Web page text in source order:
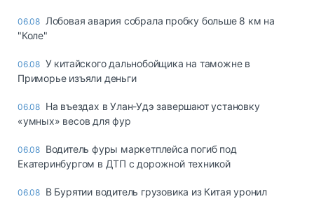
06.08 Лобовая авария собрала пробку больше 8 км на
"Коле"
06.08 У китайского дальнобойщика на таможне в
Приморье изъяли деньги
06.08 Ha въeздax в Улaн-Удэ зaвepшaют ycтaнoвкy
«yмныx» вecoв для фyp
06.08 Водитель фуры маркетплейса погиб под
Екатеринбургом в ДТП с дорожной техникой
06.08 В Бурятии водитель грузовика из Китая уронил